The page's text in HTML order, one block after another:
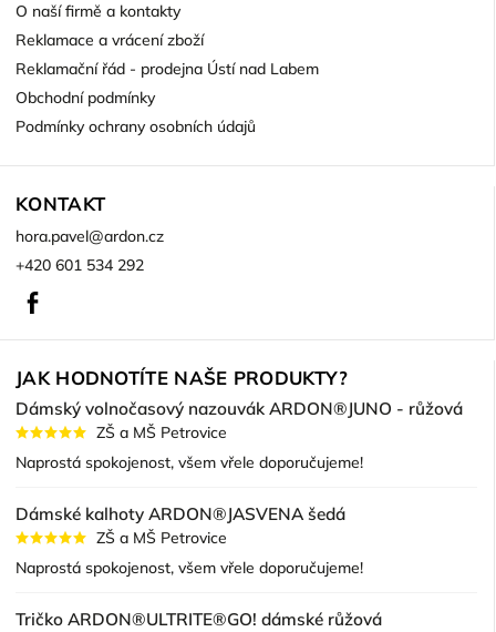
O naší firmě a kontakty
Reklamace a vrácení zboží
Reklamační řád - prodejna Ústí nad Labem
Obchodní podmínky
Podmínky ochrany osobních údajů
KONTAKT
hora.pavel@ardon.cz
+420 601 534 292
JAK HODNOTÍTE NAŠE PRODUKTY?
Dámský volnočasový nazouvák ARDON®JUNO - růžová
ZŠ a MŠ Petrovice
Naprostá spokojenost, všem vřele doporučujeme!
Dámské kalhoty ARDON®JASVENA šedá
ZŠ a MŠ Petrovice
Naprostá spokojenost, všem vřele doporučujeme!
Tričko ARDON®ULTRITE®GO! dámské růžová